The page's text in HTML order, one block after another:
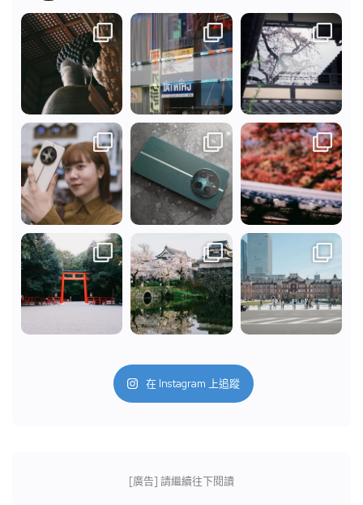
在 Instagram 上追蹤
[廣告] 請繼續往下閱讀